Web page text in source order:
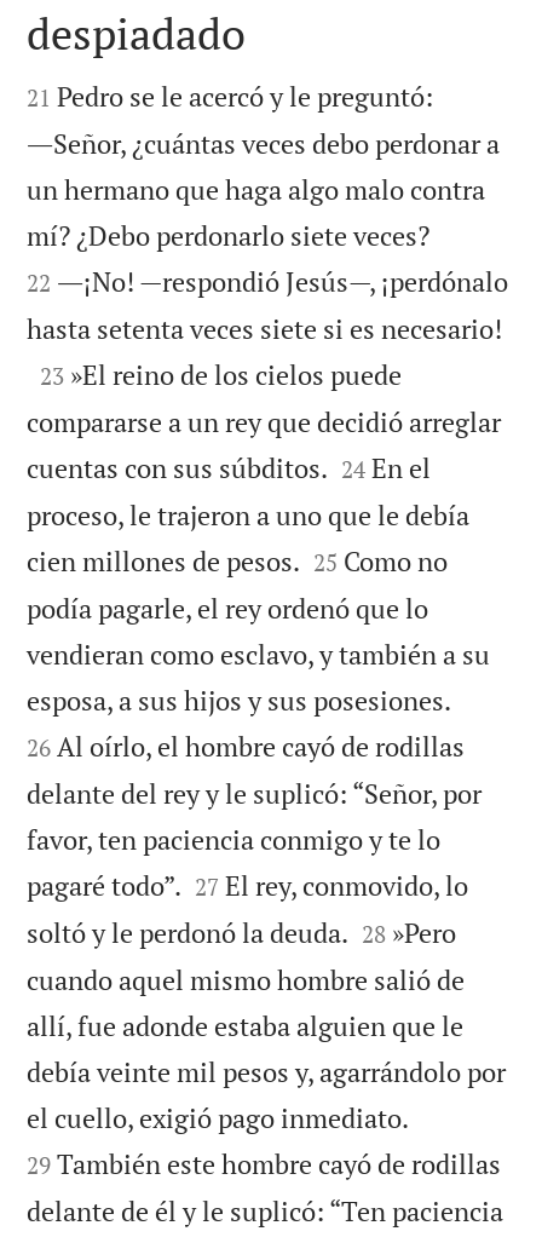

despiadado

21 Pedro se le acercó y le preguntó:
―Señor, ¿cuántas veces debo perdonar a
un hermano que haga algo malo contra
mí? ¿Debo perdonarlo siete veces?
22 ―¡No! —respondió Jesús—, ¡perdónalo
hasta setenta veces siete si es necesario!

23 »El reino de los cielos puede
compararse a un rey que decidió arreglar
cuentas con sus súbditos. 

24 En el
proceso, le trajeron a uno que le debía
cien millones de pesos. 

25 Como no
podía pagarle, el rey ordenó que lo
vendieran como esclavo, y también a su
esposa, a sus hijos y sus posesiones.
26 Al oírlo, el hombre cayó de rodillas
delante del rey y le suplicó: “Señor, por
favor, ten paciencia conmigo y te lo
pagaré todo”. 

27 El rey, conmovido, lo
soltó y le perdonó la deuda. 

28 »Pero
cuando aquel mismo hombre salió de
allí, fue adonde estaba alguien que le
debía veinte mil pesos y, agarrándolo por
el cuello, exigió pago inmediato.
29 También este hombre cayó de rodillas
delante de él y le suplicó: “Ten paciencia